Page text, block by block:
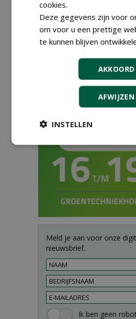
Meld je aan voor onze
nieuwsbrief.
cookies.
Deze gegevens zijn voor
om voor u een prettige
te kunnen blijven
AKKOORD
AFWIJZEN
INSTELLEN